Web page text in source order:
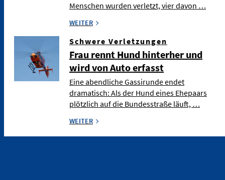
Menschen wurden verletzt, vier davon …
WEITER
Schwere Verletzungen
Frau rennt Hund hinterher und
wird von Auto erfasst
Eine abendliche Gassirunde endet
dramatisch: Als der Hund eines Ehepaars
plötzlich auf die Bundesstraße läuft, …
WEITER